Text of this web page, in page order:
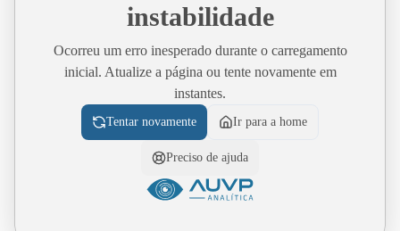
instabilidade
Ocorreu um erro inesperado durante o carregamento
inicial. Atualize a página ou tente novamente em
instantes.
Tentar novamente Ir para a home
Preciso de ajuda